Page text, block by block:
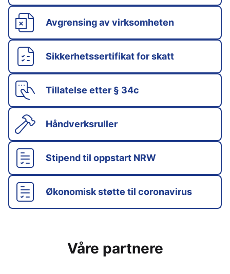
Avgrensing av virksomheten
Sikkerhetssertifikat for skatt
Tillatelse etter § 34c
Håndverksruller
Stipend til oppstart NRW
Økonomisk støtte til coronavirus
Våre partnere